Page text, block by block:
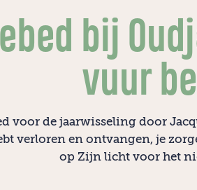
bij
vuur
voor de jaarwisseling door
verloren en ontvangen, je
op Zijn licht voor het